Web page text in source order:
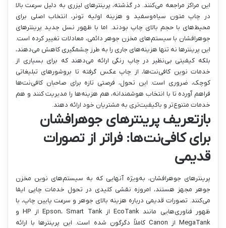
این مراکز مراجعه می‌کنند. در گذشته، پرینترهای لیزری به دلیل سرعت بالا
در چاپ متون سیاه‌وسفید و هزینه اولیه تونر، انتخاب اصلی برای
محیط‌های با حجم بالای چاپ بودند. اما با ظهور نسل جدید پرینترهای
جوهرافشان با سیستم‌های مخزن جوهر دائمی، معادلات تغییر کرده است.
این پرینترها نه تنها هزینه‌های جاری را به طرز چشمگیری کاهش می‌دهند،
بلکه کیفیتی بی‌نظیر در چاپ رنگی ارائه می‌دهند که برای بسیاری از
خدمات نوین کافی‌نت‌ها، از چاپ عکس گرفته تا بروشورهای تبلیغاتی
کوچک، ضروری است. این تحول، فرصتی تازه برای صاحبان کافی‌نت‌ها
فراهم آورده تا با انتخاب هوشمندانه، هم هزینه‌ها را مدیریت کنند و هم
خدمات متنوع‌تر و باکیفیت‌تری به مشتریان خود ارائه دهند.
بازتعریف پرینترهای جوهرافشان
برای کافی‌نت‌ها: فراتر از تصورات
قدیمی
پرینترهای جوهرافشان، به‌ویژه آنهایی که به سیستم‌های نوین مخزن
جوهر مجهز هستند، امروزه نقشی کلیدی در تحول خدمات چاپی ایفا
می‌کنند. تصورات قدیمی درباره هزینه بالای جوهر و سرعت پایین چاپ، با
ظهور فناوری‌هایی مانند EcoTank از Epson، Smart Tank از HP و
MegaTank از Canon کاملاً دگرگون شده است. این پرینترها با ارائه